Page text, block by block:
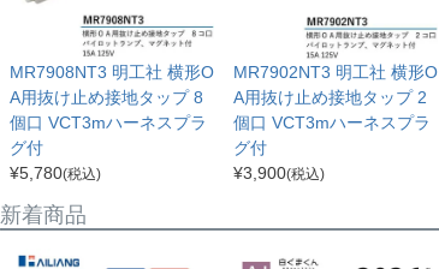
MR7908NT3 明工社 横形O
A用抜け止め接地タップ 8
個口 VCT3mハーネスプラ
グ付
¥5,780(税込)
MR7902NT3 明工社 横形O
A用抜け止め接地タップ 2
個口 VCT3mハーネスプラ
グ付
¥3,900(税込)
新着商品